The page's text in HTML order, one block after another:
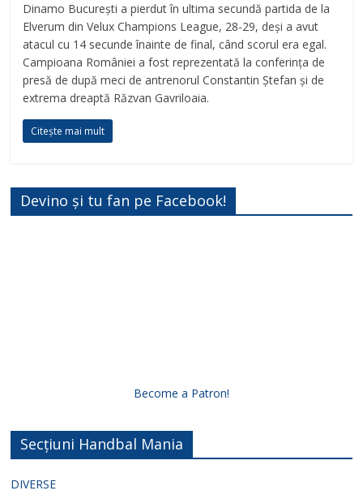
Dinamo București a pierdut în ultima secundă partida de la
Elverum din Velux Champions League, 28-29, deși a avut
atacul cu 14 secunde înainte de final, când scorul era egal.
Campioana României a fost reprezentată la conferința de
presă de după meci de antrenorul Constantin Ștefan și de
extrema dreaptă Răzvan Gavriloaia.
Citește mai mult
Devino și tu fan pe Facebook!
Become a Patron!
Secțiuni Handbal Mania
DIVERSE